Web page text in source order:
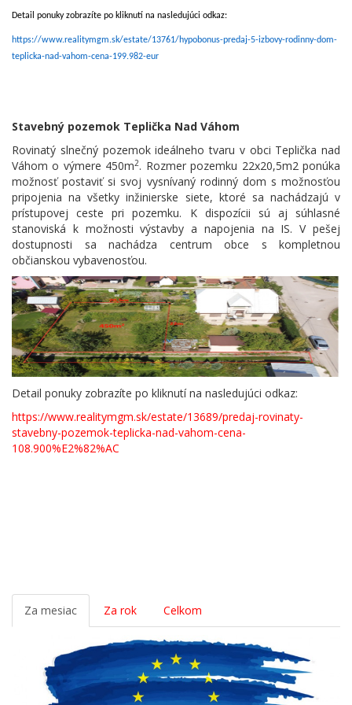
Detail ponuky zobrazíte po kliknutí na nasledujúci odkaz:
https://www.realitymgm.sk/estate/13761/hypobonus-predaj-5-izbovy-rodinny-dom-
teplicka-nad-vahom-cena-199.982-eur
Stavebný pozemok Teplička Nad Váhom
Rovinatý slnečný pozemok ideálneho tvaru v obci Teplička nad
Váhom o výmere 450m2. Rozmer pozemku 22x20,5m2 ponúka
možnosť postaviť si svoj vysnívaný rodinný dom s možnosťou
pripojenia na všetky inžinierske siete, ktoré sa nachádzajú v
prístupovej ceste pri pozemku. K dispozícii sú aj súhlasné
stanoviská k možnosti výstavby a napojenia na IS. V pešej
dostupnosti sa nachádza centrum obce s kompletnou
občianskou vybavenosťou.
Detail ponuky zobrazíte po kliknutí na nasledujúci odkaz:
https://www.realitymgm.sk/estate/13689/predaj-rovinaty-
stavebny-pozemok-teplicka-nad-vahom-cena-
108.900%E2%82%AC
Za mesiac Za rok Celkom